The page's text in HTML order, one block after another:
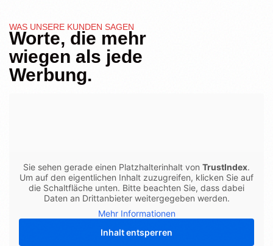
WAS UNSERE KUNDEN SAGEN
Worte, die mehr
wiegen als jede
Werbung.
Sie sehen gerade einen Platzhalterinhalt von TrustIndex.
Um auf den eigentlichen Inhalt zuzugreifen, klicken Sie auf
die Schaltfläche unten. Bitte beachten Sie, dass dabei
Daten an Drittanbieter weitergegeben werden.
Mehr Informationen
Inhalt entsperren